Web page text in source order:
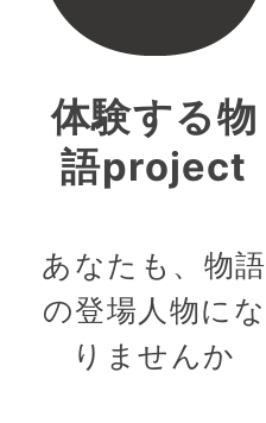
体験する物
語project
あなたも、物語
の登場人物にな
りませんか